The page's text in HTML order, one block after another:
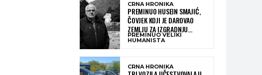
CRNA HRONIKA
PREMINUO HUSEIN SMAJIĆ,
ČOVJEK KOJI JE DAROVAO
ZEMLJU ZA IZGRADNJU
KATOLIČKE CRKVE U BUGOJNU
PREMINUO VELIKI
HUMANISTA
CRNA HRONIKA